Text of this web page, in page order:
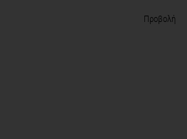
Προβολή